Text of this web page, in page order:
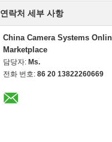
연락처 세부 사항
China Camera Systems
Marketplace
담당자: Ms.
전화 번호: 86 20 13822260669